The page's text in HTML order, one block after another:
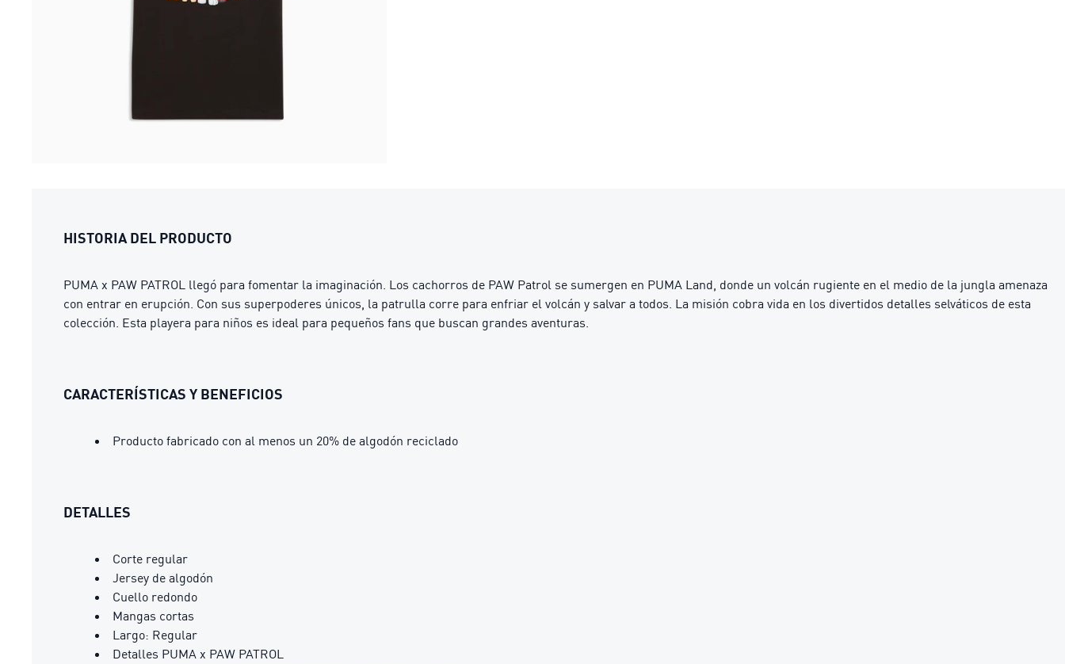
HISTORIA DEL PRODUCTO
PUMA x PAW PATROL llegó para fomentar la imaginación. Los cachorros de PAW Patrol se sumergen en PUMA Land, donde un volcán rugiente en el medio de la jungla amenaza
con entrar en erupción. Con sus superpoderes únicos, la patrulla corre para enfriar el volcán y salvar a todos. La misión cobra vida en los divertidos detalles selváticos de esta
colección. Esta playera para niños es ideal para pequeños fans que buscan grandes aventuras.
CARACTERÍSTICAS Y BENEFICIOS
Producto fabricado con al menos un 20% de algodón reciclado
DETALLES
Corte regular
Jersey de algodón
Cuello redondo
Mangas cortas
Largo: Regular
Detalles PUMA x PAW PATROL